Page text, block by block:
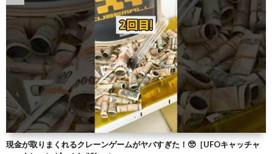
現金が取りまくれるクレーンゲームがヤバすぎた！🥺［UFOキャッチャ